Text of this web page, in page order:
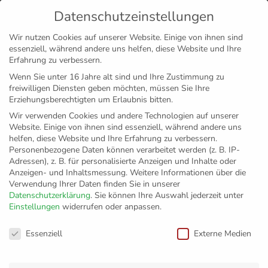
MENÜ
Disclaimer Impressum Datenschutz
Erster Titel der
Datenschutzeinstellungen
Wir nutzen Cookies auf unserer Website. Einige von ihnen sind
essenziell, während andere uns helfen, diese Website und Ihre
Erfahrung zu verbessern.
Wenn Sie unter 16 Jahre alt sind und Ihre Zustimmung zu
freiwilligen Diensten geben möchten, müssen Sie Ihre
Erziehungsberechtigten um Erlaubnis bitten.
Wir verwenden Cookies und andere Technologien auf unserer
Website. Einige von ihnen sind essenziell, während andere uns
helfen, diese Website und Ihre Erfahrung zu verbessern.
Personenbezogene Daten können verarbeitet werden (z. B. IP-
Adressen), z. B. für personalisierte Anzeigen und Inhalte oder
Anzeigen- und Inhaltsmessung. Weitere Informationen über die
Verwendung Ihrer Daten finden Sie in unserer
Datenschutzerklärung. Sie können Ihre Auswahl jederzeit unter
Einstellungen widerrufen oder anpassen.
Datenschutzeinstellungen
Essenziell Externe Medien